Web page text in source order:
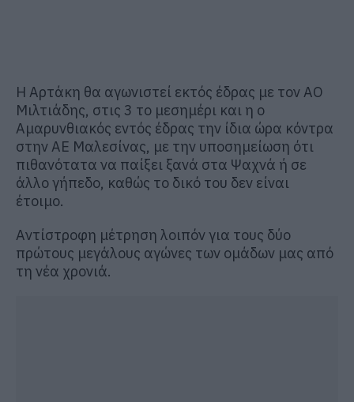
Η Αρτάκη θα αγωνιστεί εκτός έδρας με τον ΑΟ
Μιλτιάδης, στις 3 το μεσημέρι και η ο
Αμαρυνθιακός εντός έδρας την ίδια ώρα κόντρα
στην ΑΕ Μαλεσίνας, με την υποσημείωση ότι
πιθανότατα να παίξει ξανά στα Ψαχνά ή σε
άλλο γήπεδο, καθώς το δικό του δεν είναι
έτοιμο.
Αντίστροφη μέτρηση λοιπόν για τους δύο
πρώτους μεγάλους αγώνες των ομάδων μας από
τη νέα χρονιά.